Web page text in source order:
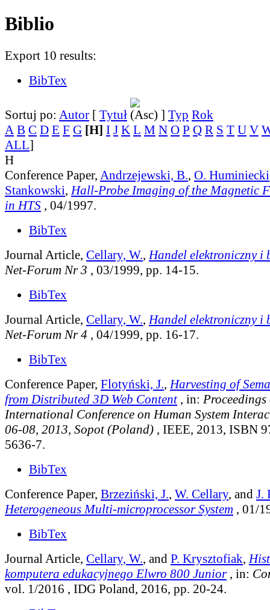
Biblio
Export 10 results:
BibTex
Sortuj po: Autor [ Tytuł ] Typ Rok
A B C D E F G [H] I J K L M N O P Q R S T U V
ALL]
H
Conference Paper, Andrzejewski, B., O. Huminiecki
Stankowski, Hall-Probe Imaging of the Magnetic
in HTS , 04/1997.
BibTex
Journal Article, Cellary, W., Handel elektroniczny i
Net-Forum Nr 3 , 03/1999, pp. 14-15.
BibTex
Journal Article, Cellary, W., Handel elektroniczny i
Net-Forum Nr 4 , 04/1999, pp. 16-17.
BibTex
Conference Paper, Flotyński, J., Harvesting of
from Distributed 3D Web Content, in:
International Conference on Human System
06-08, 2013, Sopot (Poland) , IEEE, 2013, ISBN
5636-7.
BibTex
Conference Paper, Brzeziński, J., W. Cellary, and J.
Heterogeneous Multi-microprocessor System , 01/
BibTex
Journal Article, Cellary, W., and P. Krysztofiak,
komputera edukacyjnego Elwro 800 Junior, in:
vol. 1/2016 , IDG Poland, 2016, pp. 20-24.